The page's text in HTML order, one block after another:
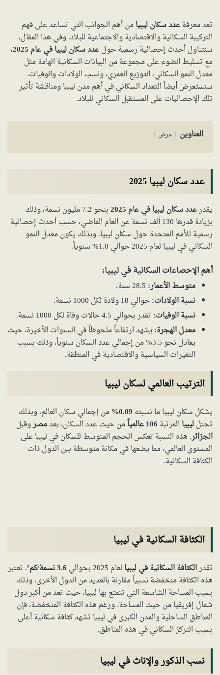
تعد معرفةعدد سكان ليبيامن أهم الجوانب التي تساعد على فهم
التركيبة السكانية والاقتصادية والاجتماعية للبلاد. وفي هذا المقال،
سنتناول أحدث إحصائية رسمية حولعدد سكان ليبيا في عام 2025
،
مع تسليط الضوء على مجموعة من البيانات السكانية الهامة مثل
معدل النمو السكاني، التوزيع العمري، ونسب الولادات والوفيات.
سنستعرض أيضاً التعداد السكاني في أهم مدن ليبيا ومناقشة تأثير
تلك الإحصائيات على المستقبل السكاني للبلاد.
العناوين عرض
عدد سكان ليبيا 2025
يقدرعدد سكان ليبيا في عام 2025
بنحو 7.2 مليون نسمة، وذلك
بزيادة قدرها 130 ألف نسمة عن العام الماضي، حسب أحدث إحصائية
رسمية للأمم المتحدة حول سكان ليبيا. وبذلك يكون معدل النمو
السكاني في ليبيا لعام 2025 حوالي 1.8% سنوياً.
أهم الإحصاءات السكانية في ليبيا:
متوسط الأعمار:
نسبة الولادات:حوالي 18 ولادة لكل 1000 نسمة.
نسبة الوفيات: تقدر بحوالي 4.5 حالات وفاة لكل 1000 نسمة.
معدل الهجرة: يشهد ارتفاعاً ملحوظاً في السنوات الأخيرة، حيث
يعادل نحو 3.5% من إجمالي عدد السكان سنوياً، وذلك بسبب
التغيرات السياسية والاقتصادية في المنطقة.
الترتيب العالمي لسكان ليبيا
يشكل سكان ليبيا ما نسبته 0.09%
من إجمالي سكان العالم، وبذلك
تحتلليبيا المرتبة 106 عالمياً من حيث عدد السكان، بعدمصروقبل
الجزائر. هذه النسبة تعكس الحجم المتوسط للسكان في ليبيا على
المستوى العالمي، مما يضعها في مكانة متوسطة بين الدول ذات
الكثافة السكانية.
الكثافة السكانية في ليبيا
تقدرالكثافة السكانية في ليبيا لعام 2025 بحوالي 3.6 نسمة/كم²
. تعتبر
هذه الكثافة منخفضة نسبياً مقارنة بالعديد من الدول الأخرى، وذلك
بسبب المساحة الشاسعة التي تتمتع بها ليبيا، حيث تعد من أكبر دول
شمال إفريقيا من حيث المساحة. ورغم هذه الكثافة المنخفضة، فإن
المناطق الساحلية والمدن الكبرى في ليبيا تشهد كثافة سكانية أعلى
بسبب التركز السكاني في هذه المناطق.
نسب الذكور والإناث في ليبيا